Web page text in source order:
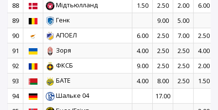
88
Мідтьюлланд 1.50 2.50 2.00
6.00
89
Генк 9.00
5.00
90
АПОЕЛ 6.00 2.50 7.00
2.50
91
Зоря 4.00 2.50 2.50
4.00
92
ФКСБ 9.00 2.50 2.50
2.00
93
БАТЕ 4.00 8.00 2.50
1.50
94
Шальке 04
17.00